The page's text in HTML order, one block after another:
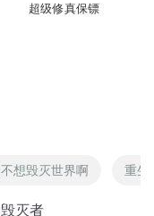
超级修真保镖
想毁灭世界啊 重生
灭者